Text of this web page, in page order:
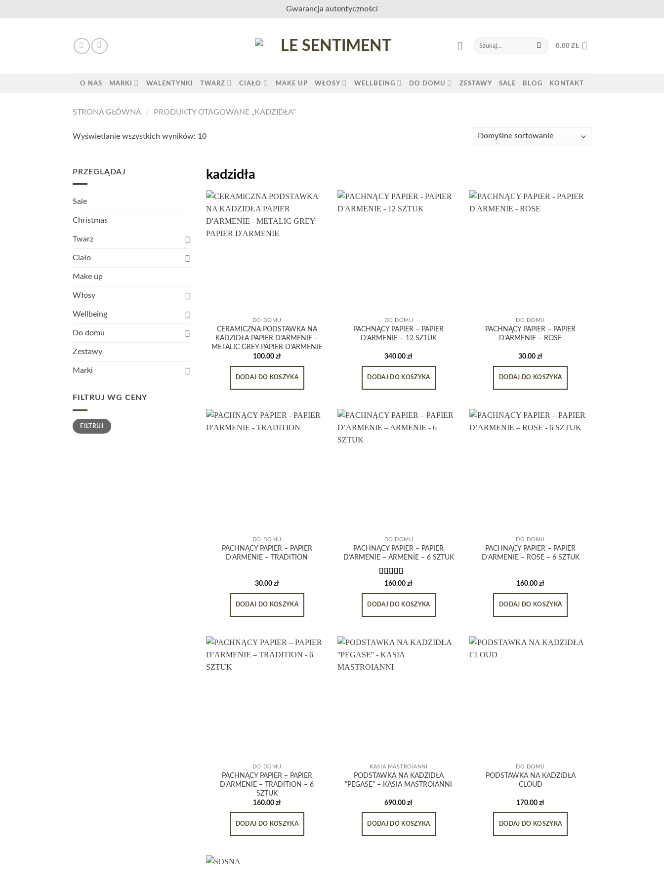
Gwarancja autentyczności
Szukaj:
0.00ZŁ
O NAS MARKI WALENTYNKI TWARZ CIAŁO MAKE UP WŁOSY WELLBEING DO DOMU ZESTAWY SALE BLOG KONTAKT
STRONA GŁÓWNA / PRODUKTY OTAGOWANE „KADZIDŁA”
Wyświetlanie wszystkich wyników: 10
PRZEGLĄDAJ
Sale
Christmas
Twarz
Ciało
Make up
Włosy
Wellbeing
Do domu
Zestawy
Marki
FILTRUJ WG CENY
Cena
min.
Cena
maks.FILTRUJ
kadzidła
DO DOMU
CERAMICZNA PODSTAWKA NA
KADZIDŁA PAPIER D’ARMENIE –
METALIC GREY PAPIER D’ARMENIE
100.00 zł
DODAJ DO KOSZYKA
DO DOMU
PACHNĄCY PAPIER – PAPIER
D’ARMENIE – 12 SZTUK
340.00zł
DODAJ DO KOSZYKA
DO DOMU
PACHNĄCY PAPIER – PAPIER
D’ARMENIE – ROSE
30.00zł
DODAJ DO KOSZYKA
DO DOMU
PACHNĄCY PAPIER – PAPIER
D’ARMENIE – TRADITION
30.00 zł
DODAJ DO KOSZYKA
DO DOMU
PACHNĄCY PAPIER – PAPIER
D’ARMENIE – ARMENIE – 6 SZTUK
Oceniono
160.00zł
DODAJ DO KOSZYKA
DO DOMU
PACHNĄCY PAPIER – PAPIER
D’ARMENIE – ROSE – 6 SZTUK
160.00zł
DODAJ DO KOSZYKA
DO DOMU
PACHNĄCY PAPIER – PAPIER
D’ARMENIE – TRADITION – 6
SZTUK
160.00 zł
DODAJ DO KOSZYKA
KASIA MASTROIANNI
PODSTAWKA NA KADZIDŁA
”PEGASE” – KASIA MASTROIANNI
690.00zł
DODAJ DO KOSZYKA
DO DOMU
PODSTAWKA NA KADZIDŁA
CLOUD
170.00zł
DODAJ DO KOSZYKA